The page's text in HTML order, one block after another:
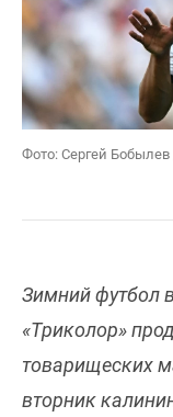
Фото: Сергей
Зимний футбол
«Триколор»
товарищеских
вторник